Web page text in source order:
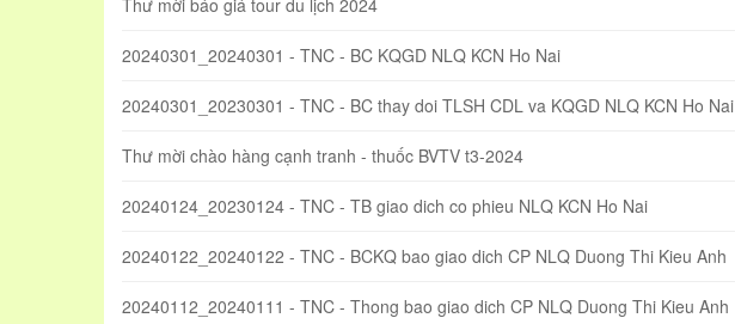
Thư mời báo giá tour du lịch 2024
20240301_20240301 - TNC - BC KQGD NLQ KCN Ho Nai
20240301_20230301 - TNC - BC thay doi TLSH CDL va KQGD NLQ KCN Ho Nai
Thư mời chào hàng cạnh tranh - thuốc BVTV t3-2024
20240124_20230124 - TNC - TB giao dich co phieu NLQ KCN Ho Nai
20240122_20240122 - TNC - BCKQ bao giao dich CP NLQ Duong Thi Kieu Anh
20240112_20240111 - TNC - Thong bao giao dich CP NLQ Duong Thi Kieu Anh